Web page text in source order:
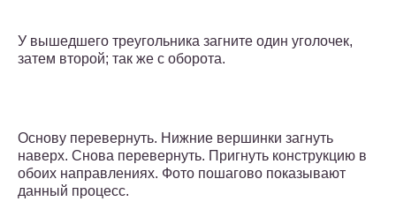
У вышедшего треугольника загните один уголочек,
затем второй; так же с оборота.
Основу перевернуть. Нижние вершинки загнуть
наверх. Снова перевернуть. Пригнуть конструкцию в
обоих направлениях. Фото пошагово показывают
данный процесс.